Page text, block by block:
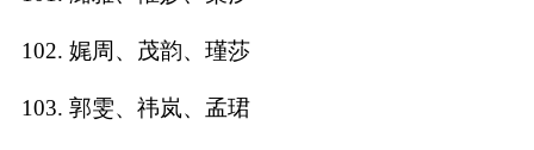
102. 娓周、茂韵、瑾莎
103. 郭雯、祎岚、孟珺